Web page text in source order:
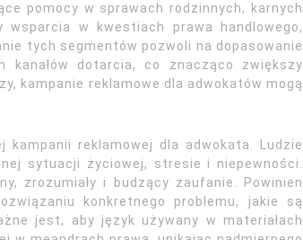
pomocy w sprawach rodzinnych, karnych
wsparcia w kwestiach prawa handlowego,
tych segmentów pozwoli na dopasowanie
kanałów dotarcia, co znacząco zwiększy
kampanie reklamowe dla adwokatów mogą
reklamowej dla adwokata. Ludzie
sytuacji życiowej, stresie i niepewności.
zrozumiały i budzący zaufanie. Powinien
konkretnego problemu, jakie są
jest, aby język używany w materiałach